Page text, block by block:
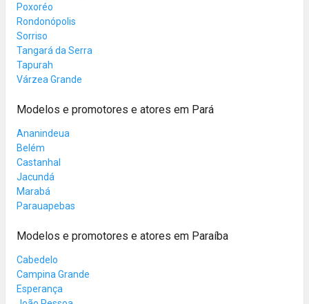
Poxoréo
Rondonópolis
Sorriso
Tangará da Serra
Tapurah
Várzea Grande
Modelos e promotores e atores em Pará
Ananindeua
Belém
Castanhal
Jacundá
Marabá
Parauapebas
Modelos e promotores e atores em Paraíba
Cabedelo
Campina Grande
Esperança